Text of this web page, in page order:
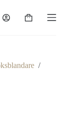
Varukorg
/